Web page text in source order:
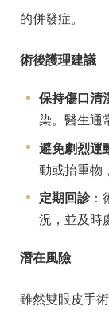
的併發症。
術後護理建議
保持傷口清
染。醫生通
避免劇烈運
動或抬重物
定期回診：
況，並及時
潛在風險
雖然雙眼皮手